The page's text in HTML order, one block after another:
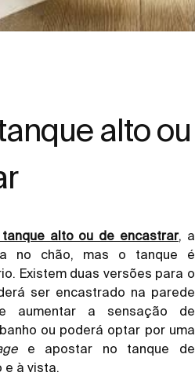
alto ou
alto ou de encastrar, a
no chão, mas o tanque é
Existem duas versões para o
ser encastrado na parede
aumentar a sensação de
ou poderá optar por uma
e apostar no tanque de
e à vista.